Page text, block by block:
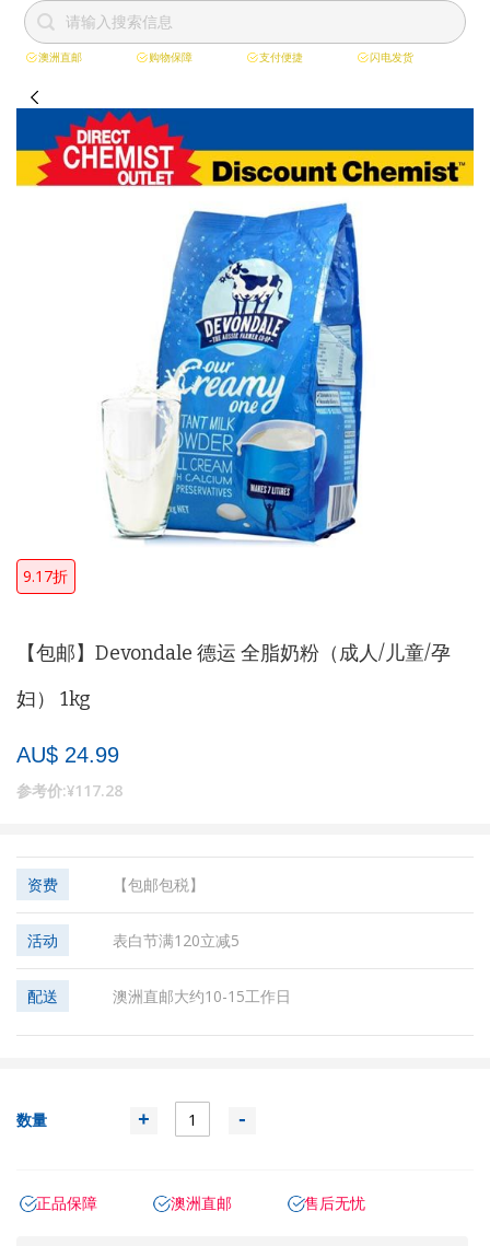
澳洲直邮 购物保障 支付便捷 闪电发货
9.17折
【包邮】Devondale 德运 全脂奶粉（成人/儿童/孕
妇） 1kg
AU$ 24.99
参考价:¥117.28
资费 【包邮包税】
活动 表白节满120立减5
配送 澳洲直邮大约10-15工作日
数量 + -
正品保障 澳洲直邮 售后无忧